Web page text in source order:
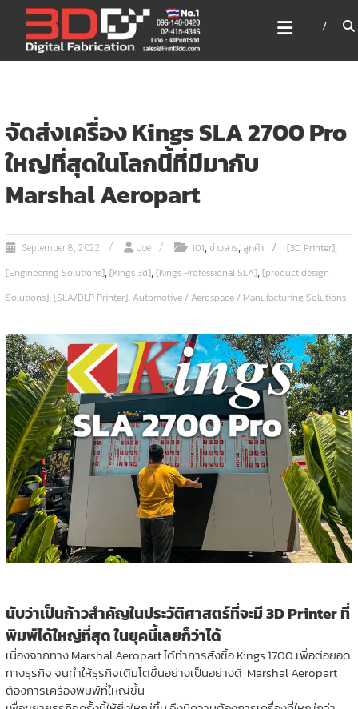
content
3DD DIGITAL FABRICATION
เครื่องพิมพ์3มิติ สแกนเนอร์
เลเซอร์
จัดส่งเครื่อง Kings SLA 2700 Pro
ใหญ่ที่สุดในโลกนี้ที่มีมากับ
Marshal Aeropart
September 8, 2022 Joe 101,ข่าวสาร,ลูกค้า [3D Printer],
[Engineering Solutions],[Kings 3d],[Kings Professional SLA],[product design
Solutions],[SLA/DLP Printer], Automotive / Aerospace / Manufacturing Solutions
นับว่าเป็นก้าวสำคัญในประวัติศาสตร์ที่จะมี 3D Printer ที่
พิมพ์ได้ใหญ่ที่สุด ในยุคนี้เลยก็ว่าได้
เนื่องจากทาง Marshal Aeropart ได้ทำการสั่งซื้อ Kings 1700 เพื่อต่อยอด
ทางธุรกิจ จนทำให้ธุรกิจเติมโตขึ้นอย่างเป็นอย่างดี Marshal Aeropart
ต้องการเครื่องพิมพ์ที่ใหญ่ขึ้น